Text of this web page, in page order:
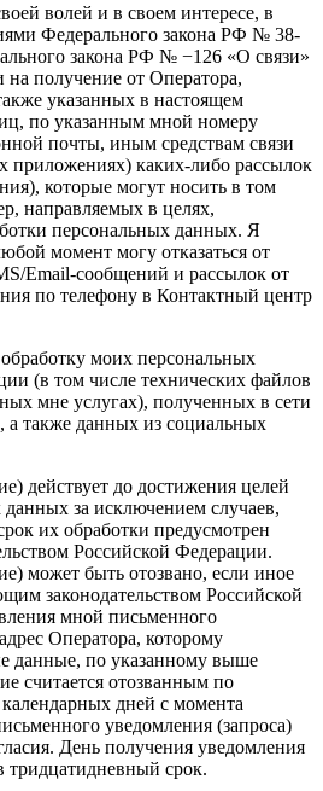
волей и в своем интересе, в
Федерального закона РФ № 38-
закона РФ № −126 «О связи»
на получение от Оператора,
указанных в настоящем
по указанным мной номеру
почты, иным средствам связи
приложениях) каких-либо рассылок
которые могут носить в том
направляемых в целях,
персональных данных. Я
момент могу отказаться от
Email-сообщений и рассылок от
по телефону в Контактный центр
моих персональных
(в том числе технических файлов
мне услугах), полученных в сети
а также данных из социальных
действует до достижения целей
за исключением случаев,
их обработки предусмотрен
Российской Федерации.
может быть отозвано, если иное
законодательством Российской
мной письменного
Оператора, которому
данные, по указанному выше
считается отозванным по
дней с момента
уведомления (запроса)
День получения уведомления
тридцатидневный срок.